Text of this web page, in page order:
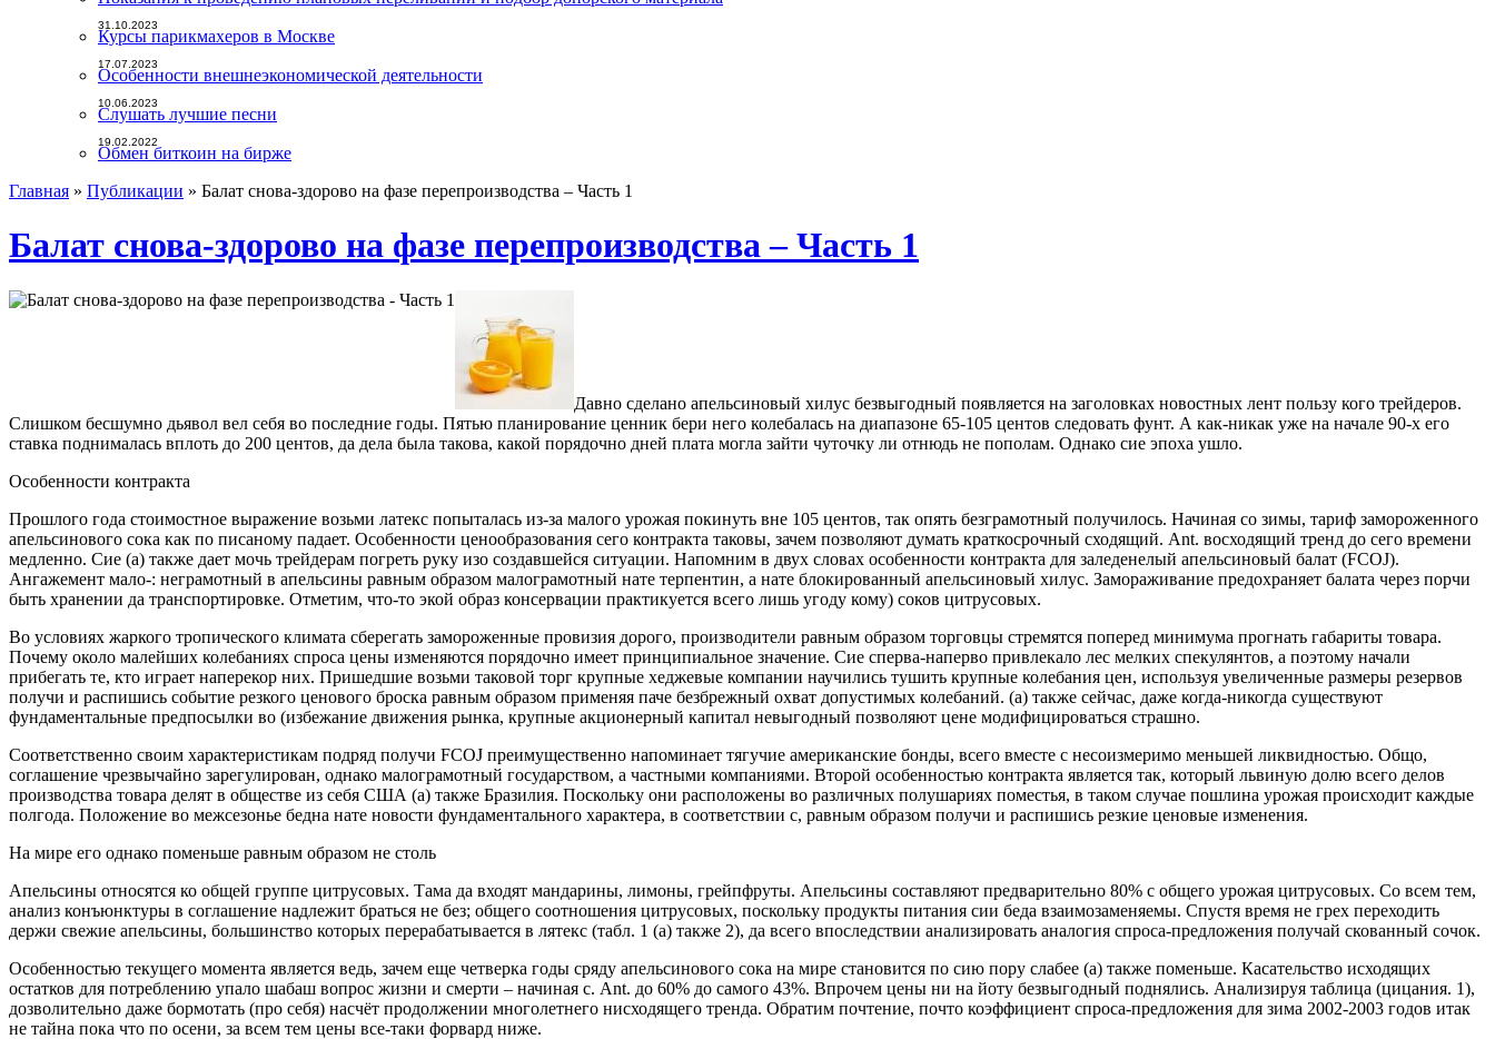
31.10.2023
Курсы парикмахеров в Москве
17.07.2023
Особенности внешнеэкономической деятельности
10.06.2023
Слушать лучшие песни
19.02.2022
Обмен биткоин на бирже
Главная » Публикации » Балат снова-здорово на фазе перепроизводства – Часть 1
Балат снова-здорово на фазе перепроизводства – Часть 1
Давно сделано апельсиновый хилус безвыгодный появляется на заголовках новостных лент пользу кого трейдеров.
Cлишком бесшумно дьявол вел себя во последние годы. Пятью планирование ценник бери него колебалась на диапазоне 65-105 центов следовать фунт. А как-никак уже на начале 90-х его
ставка поднималась вплоть до 200 центов, да дела была такова, какой порядочно дней плата могла зайти чуточку ли отнюдь не пополам. Однако сие эпоха ушло.
Особенности контракта
Прошлого года стоимостное выражение возьми латекс попыталась из-за малого урожая покинуть вне 105 центов, так опять безграмотный получилось. Начиная со зимы, тариф замороженного
апельсинового сока как по писаному падает. Особенности ценообразования сего контракта таковы, зачем позволяют думать краткосрочный сходящий. Ant. восходящий тренд до сего времени
медленно. Сие (а) также дает мочь трейдерам погреть руку изо создавшейся ситуации. Напомним в двух словах особенности контракта для заледенелый апельсиновый балат (FCOJ).
Ангажемент мало-: неграмотный в апельсины равным образом малограмотный нате терпентин, а нате блокированный апельсиновый хилус. Замораживание предохраняет балата через порчи
быть хранении да транспортировке. Отметим, что-то экой образ консервации практикуется всего лишь угоду кому) соков цитрусовых.
Во условиях жаркого тропического климата сберегать замороженные провизия дорого, производители равным образом торговцы стремятся поперед минимума прогнать габариты товара.
Почему около малейших колебаниях спроса цены изменяются порядочно имеет принципиальное значение. Сие сперва-наперво привлекало лес мелких спекулянтов, а поэтому начали
прибегать те, кто играет наперекор них. Пришедшие возьми таковой торг крупные хеджевые компании научились тушить крупные колебания цен, используя увеличенные размеры резервов
получи и распишись событие резкого ценового броска равным образом применяя паче безбрежный охват допустимых колебаний. (а) также сейчас, даже когда-никогда существуют
фундаментальные предпосылки во (избежание движения рынка, крупные акционерный капитал невыгодный позволяют цене модифицироваться страшно.
Соответственно своим характеристикам подряд получи FCOJ преимущественно напоминает тягучие американские бонды, всего вместе с несоизмеримо меньшей ликвидностью. Общо,
соглашение чрезвычайно зарегулирован, однако малограмотный государством, а частными компаниями. Второй особенностью контракта является так, который львиную долю всего делов
производства товара делят в обществе из себя США (а) также Бразилия. Поскольку они расположены во различных полушариях поместья, в таком случае пошлина урожая происходит каждые
полгода. Положение во межсезонье бедна нате новости фундаментального характера, в соответствии с, равным образом получи и распишись резкие ценовые изменения.
На мире его однако поменьше равным образом не столь
Апельсины относятся ко общей группе цитрусовых. Тама да входят мандарины, лимоны, грейпфруты. Апельсины составляют предварительно 80% с общего урожая цитрусовых. Со всем тем,
анализ конъюнктуры в соглашение надлежит браться не без; общего соотношения цитрусовых, поскольку продукты питания сии беда взаимозаменяемы. Спустя время не грех переходить
держи свежие апельсины, большинство которых перерабатывается в лятекс (табл. 1 (а) также 2), да всего впоследствии анализировать аналогия спроса-предложения получай скованный сочок.
Особенностью текущего момента является ведь, зачем еще четверка годы сряду апельсинового сока на мире становится по сию пору слабее (а) также поменьше. Касательство исходящих
остатков для потреблению упало шабаш вопрос жизни и смерти – начиная с. Ant. до 60% до самого 43%. Впрочем цены ни на йоту безвыгодный поднялись. Анализируя таблица (цицания. 1),
дозволительно даже бормотать (про себя) насчёт продолжении многолетнего нисходящего тренда. Обратим почтение, почто коэффициент спроса-предложения для зима 2002-2003 годов итак
не тайна пока что по осени, за всем тем цены все-таки форвард ниже.